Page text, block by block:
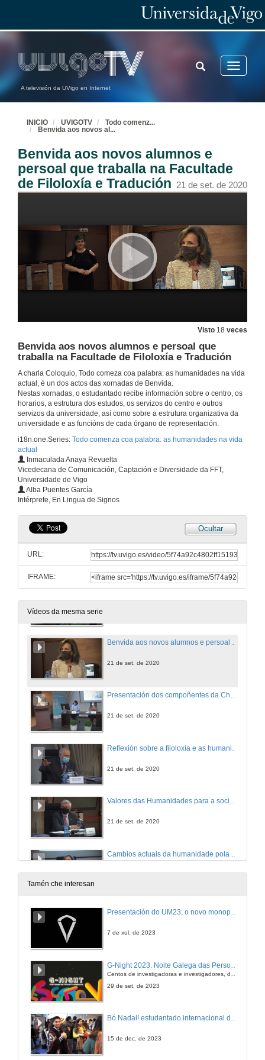
A televisión da UVigo en Internet
Toggle
TOGGLE
SEARCH
INICIO UVIGOTV Todo comenz...
Benvida aos novos al ...
Benvida aos novos alumnos e
persoal que traballa na Facultade
de Filoloxía e Tradución 21 de set. de 2020
Visto 18 veces
Benvida aos novos alumnos e persoal que
traballa na Facultade de Filoloxía e Tradución
A charla Coloquio, Todo comeza coa palabra: as humanidades na vida
actual, é un dos actos das xornadas de Benvida.
Nestas xornadas, o estudantado recibe información sobre o centro, os
horarios, a estrutura dos estudos, os servizos do centro e outros
servizos da universidade, así como sobre a estrutura organizativa da
universidade e as funcións de cada órgano de representación.
i18n.one.Series: Todo comenza coa palabra: as humanidades na vida
actual
Inmaculada Anaya Revuelta
Vicedecana de Comunicación, Captación e Diversidade da FFT,
Universidade de Vigo
Alba Puentes García
Intérprete, En Lingua de Signos
Ocultar
URL:
IFRAME:
Vídeos da mesma serie
Apertura da charla coloquio. Todo comeza coa palabra: as humanidades na vida actual
21 de set. de 2020
Presentación dos compoñentes da Charla Coloquio
21 de set. de 2020
21 de set. de 2020
Valores das Humanidades para a sociedade de Hoxe
21 de set. de 2020
21 de set. de 2020
Conferencia
Conferencia
Tamén che interesan
Presentación do UM23, o novo monopraza de UVigo Motorsport
7 de xul. de 2023
Centos de investigadoras e investigadores, decenas de actividades e sete cidades
29 de set. de 2023
Bó Nadal! estudantado internacional da Universidade de Vigo
15 de dec. de 2023